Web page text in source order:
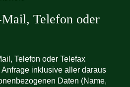
Telefon oder
Telefon oder Telefax
inklusive aller daraus
Daten (Name,